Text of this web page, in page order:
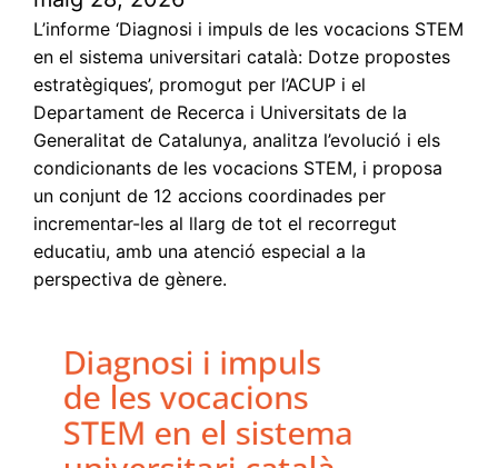
L’informe ‘Diagnosi i impuls de les vocacions STEM
en el sistema universitari català: Dotze propostes
estratègiques’, promogut per l’ACUP i el
Departament de Recerca i Universitats de la
Generalitat de Catalunya, analitza l’evolució i els
condicionants de les vocacions STEM, i proposa
un conjunt de 12 accions coordinades per
incrementar-les al llarg de tot el recorregut
educatiu, amb una atenció especial a la
perspectiva de gènere.